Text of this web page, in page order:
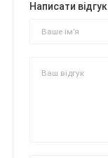
Написати відгук